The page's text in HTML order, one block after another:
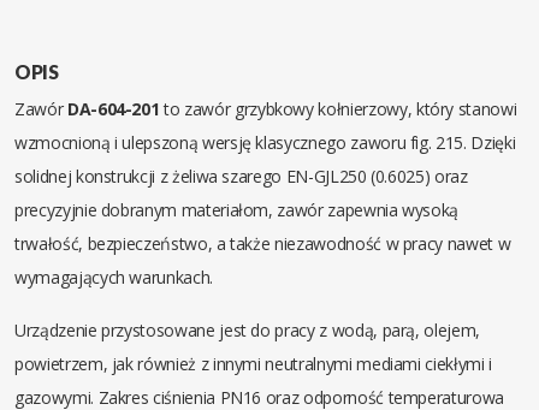
OPIS
Zawór DA-604-201to zawór grzybkowy kołnierzowy, który stanowi
wzmocnioną i ulepszoną wersję klasycznego zaworu fig. 215. Dzięki
solidnej konstrukcji z żeliwa szarego EN-GJL250 (0.6025) oraz
precyzyjnie dobranym materiałom, zawór zapewnia wysoką
trwałość, bezpieczeństwo, a także niezawodność w pracy nawet w
wymagających warunkach.
Urządzenie przystosowane jest do pracy z wodą, parą, olejem,
powietrzem, jak również z innymi neutralnymi mediami ciekłymi i
gazowymi. Zakres ciśnienia PN16 oraz odporność temperaturowa